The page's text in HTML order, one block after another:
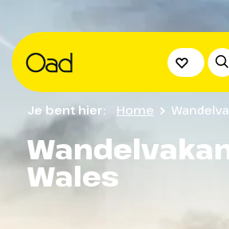
Wales
Je bent hier: Home